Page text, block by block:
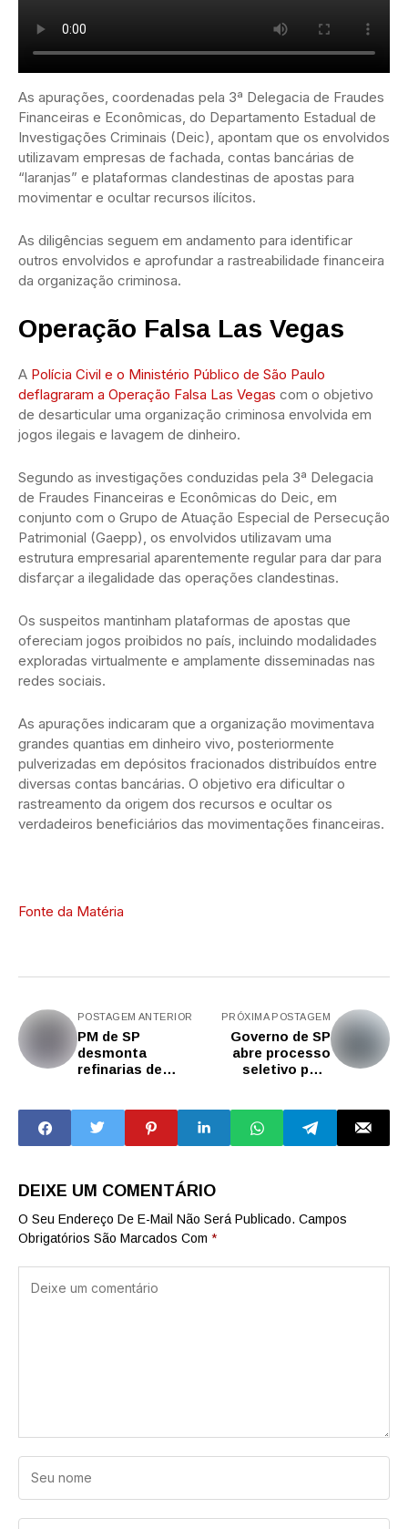
As apurações, coordenadas pela 3ª Delegacia de Fraudes
Financeiras e Econômicas, do Departamento Estadual de
Investigações Criminais (Deic), apontam que os envolvidos
utilizavam empresas de fachada, contas bancárias de
“laranjas” e plataformas clandestinas de apostas para
movimentar e ocultar recursos ilícitos.
As diligências seguem em andamento para identificar
outros envolvidos e aprofundar a rastreabilidade financeira
da organização criminosa.
Operação Falsa Las Vegas
A Polícia Civil e o Ministério Público de São Paulo
deflagraram a Operação Falsa Las Vegas com o objetivo
de desarticular uma organização criminosa envolvida em
jogos ilegais e lavagem de dinheiro.
Segundo as investigações conduzidas pela 3ª Delegacia
de Fraudes Financeiras e Econômicas do Deic, em
conjunto com o Grupo de Atuação Especial de Persecução
Patrimonial (Gaepp), os envolvidos utilizavam uma
estrutura empresarial aparentemente regular para dar para
disfarçar a ilegalidade das operações clandestinas.
Os suspeitos mantinham plataformas de apostas que
ofereciam jogos proibidos no país, incluindo modalidades
exploradas virtualmente e amplamente disseminadas nas
redes sociais.
As apurações indicaram que a organização movimentava
grandes quantias em dinheiro vivo, posteriormente
pulverizadas em depósitos fracionados distribuídos entre
diversas contas bancárias. O objetivo era dificultar o
rastreamento da origem dos recursos e ocultar os
verdadeiros beneficiários das movimentações financeiras.
Fonte da Matéria
POSTAGEM ANTERIOR
PM de SP
desmonta
refinarias de
causa prejuízo de
R$ 20 mi ao
tráfico
PRÓXIMA POSTAGEM
Governo de SP
abre processo
seletivo para
Fundamental e
Médio
DEIXE UM COMENTÁRIO
O Seu Endereço De E-Mail Não Será Publicado. Campos
Obrigatórios São Marcados Com *